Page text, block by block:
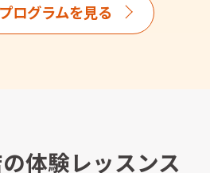
ログラムを見る
体験レッスンス